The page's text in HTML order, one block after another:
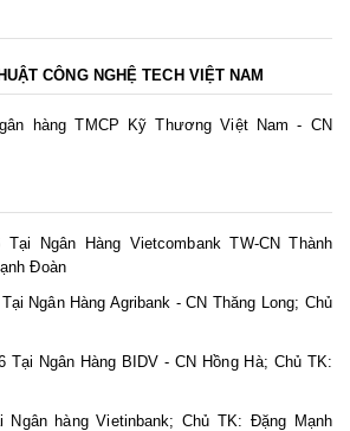
CÔNG NGHỆ TECH VIỆT NAM
hàng TMCP Kỹ Thương Việt Nam - CN
Tại Ngân Hàng Vietcombank TW-CN Thành
Đoàn
Ngân Hàng Agribank - CN Thăng Long; Chủ
Tại Ngân Hàng BIDV - CN Hồng Hà; Chủ TK:
Ngân hàng Vietinbank; Chủ TK: Đặng Mạnh